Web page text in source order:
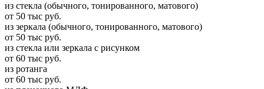
из стекла (обычного, тонированного, матового)
от 50 тыс руб.
из зеркала (обычного, тонированного, матового)
от 50 тыс руб.
из стекла или зеркала с рисунком
от 60 тыс руб.
из ротанга
от 60 тыс руб.